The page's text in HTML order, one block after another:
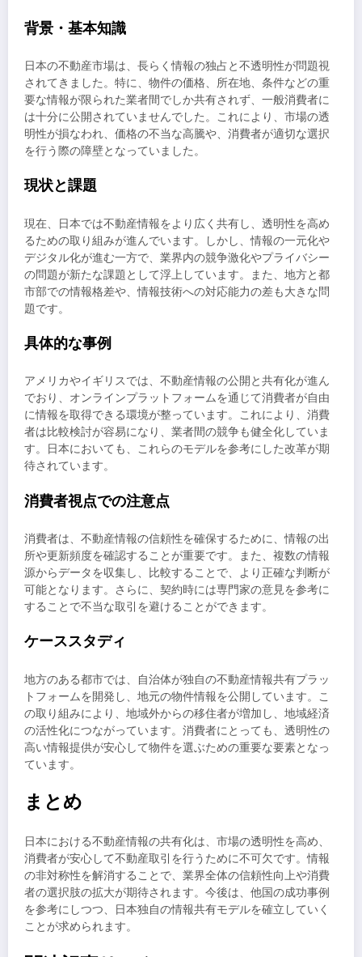
背景・基本知識
日本の不動産市場は、長らく情報の独占と不透明性が問題視
されてきました。特に、物件の価格、所在地、条件などの重
要な情報が限られた業者間でしか共有されず、一般消費者に
は十分に公開されていませんでした。これにより、市場の透
明性が損なわれ、価格の不当な高騰や、消費者が適切な選択
を行う際の障壁となっていました。
現状と課題
現在、日本では不動産情報をより広く共有し、透明性を高め
るための取り組みが進んでいます。しかし、情報の一元化や
デジタル化が進む一方で、業界内の競争激化やプライバシー
の問題が新たな課題として浮上しています。また、地方と都
市部での情報格差や、情報技術への対応能力の差も大きな問
題です。
具体的な事例
アメリカやイギリスでは、不動産情報の公開と共有化が進ん
でおり、オンラインプラットフォームを通じて消費者が自由
に情報を取得できる環境が整っています。これにより、消費
者は比較検討が容易になり、業者間の競争も健全化していま
す。日本においても、これらのモデルを参考にした改革が期
待されています。
消費者視点での注意点
消費者は、不動産情報の信頼性を確保するために、情報の出
所や更新頻度を確認することが重要です。また、複数の情報
源からデータを収集し、比較することで、より正確な判断が
可能となります。さらに、契約時には専門家の意見を参考に
することで不当な取引を避けることができます。
ケーススタディ
地方のある都市では、自治体が独自の不動産情報共有プラッ
トフォームを開発し、地元の物件情報を公開しています。こ
の取り組みにより、地域外からの移住者が増加し、地域経済
の活性化につながっています。消費者にとっても、透明性の
高い情報提供が安心して物件を選ぶための重要な要素となっ
ています。
まとめ
日本における不動産情報の共有化は、市場の透明性を高め、
消費者が安心して不動産取引を行うために不可欠です。情報
の非対称性を解消することで、業界全体の信頼性向上や消費
者の選択肢の拡大が期待されます。今後は、他国の成功事例
を参考にしつつ、日本独自の情報共有モデルを確立していく
ことが求められます。